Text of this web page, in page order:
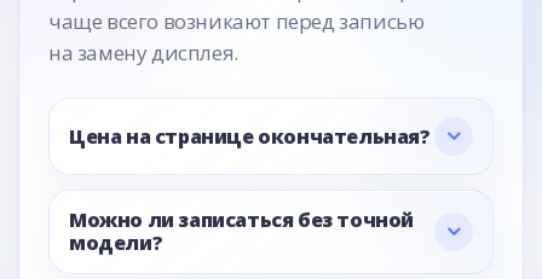
чаще всего возникают перед записью
на замену дисплея.
Цена на странице окончательная?
Можно ли записаться без точной
модели?